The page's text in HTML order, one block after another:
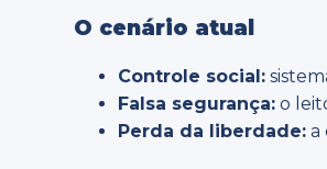
O cenário atual
Controle social:
Falsa segurança: o
Perda da liberdade: a